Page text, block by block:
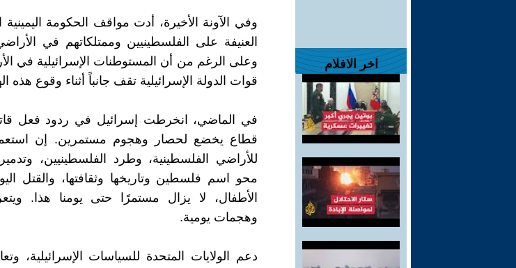
اخر الافلام
وفي الآونة الأخيرة، أدت مواقف الحكومة
العنيفة على الفلسطينيين وممتلكاتهم في
وعلى الرغم من أن المستوطنات الإسرائيلية في
قوات الدولة الإسرائيلية تقف جانباً أثناء وقوع
في الماضي، انخرطت إسرائيل في ردود فعل
قطاع يخضع لحصار وهجوم مستمرين. إن
للأراضي الفلسطينية، وطرد الفلسطينيين،
محو اسم فلسطين وتاريخها وثقافتها، والقتل
الأطفال، لا يزال مستمرًا حتى يومنا هذا.
وهجمات يومية.
دعم الولايات المتحدة للسياسات الإسرائيلية،